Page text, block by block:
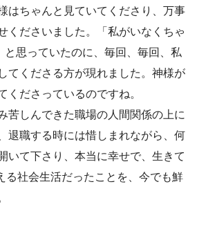
はちゃんと見ていてくださり、万事
くださいました。「私がいなくちゃ
と思っていたのに、毎回、毎回、私
てくださる方が現れました。神様が
くださっているのですね。
苦しんできた職場の人間関係の上に
退職する時には惜しまれながら、何
いて下さり、本当に幸せで、生きて
る社会生活だったことを、今でも鮮